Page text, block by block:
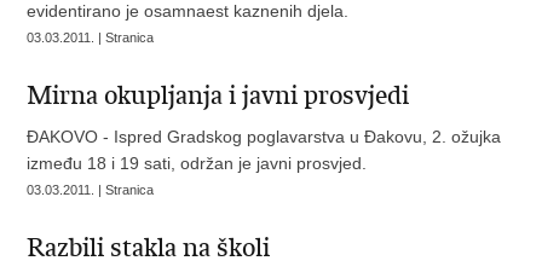
evidentirano je osamnaest kaznenih djela.
03.03.2011. | Stranica
Mirna okupljanja i javni prosvjedi
ĐAKOVO - Ispred Gradskog poglavarstva u Đakovu, 2. ožujka
između 18 i 19 sati, održan je javni prosvjed.
03.03.2011. | Stranica
Razbili stakla na školi